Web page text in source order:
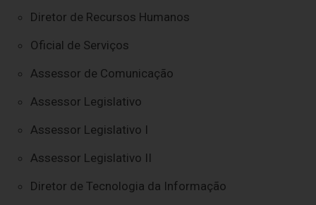
Diretor de Recursos Humanos
Oficial de Serviços
Assessor de Comunicação
Assessor Legislativo
Assessor Legislativo I
Assessor Legislativo II
Diretor de Tecnologia da Informação